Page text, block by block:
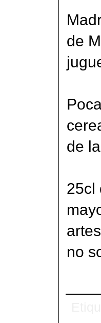
de
de
25cl
no